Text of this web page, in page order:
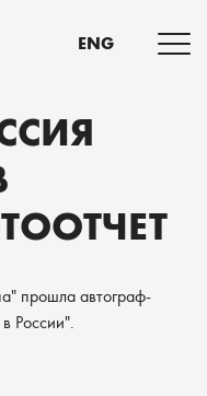
ENG
прошла автограф-
России".